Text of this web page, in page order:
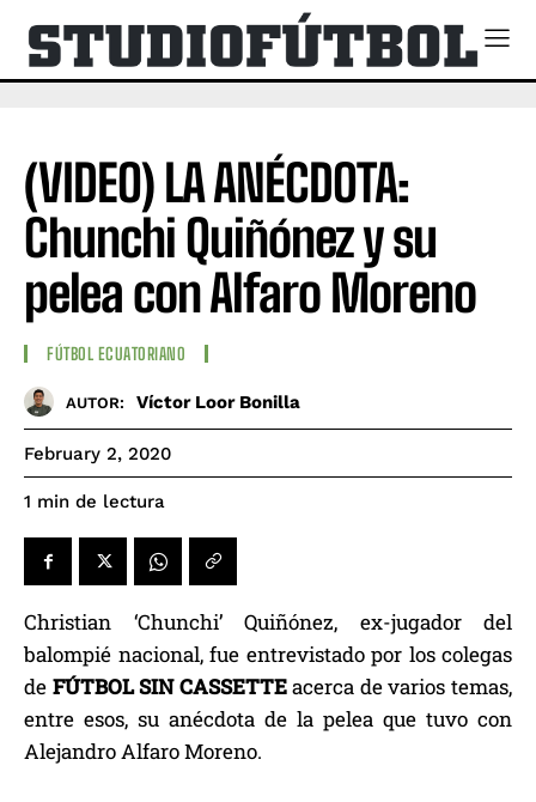
(VIDEO) LA ANÉCDOTA:
Chunchi Quiñónez y su
pelea con Alfaro Moreno
FÚTBOL ECUATORIANO
AUTOR: Víctor Loor Bonilla
February 2, 2020
1 min de lectura
Christian ‘Chunchi’ Quiñónez, ex-jugador del
balompié nacional, fue entrevistado por los colegas
de FÚTBOL SIN CASSETTEacerca de varios temas,
entre esos, su anécdota de la pelea que tuvo con
Alejandro Alfaro Moreno.